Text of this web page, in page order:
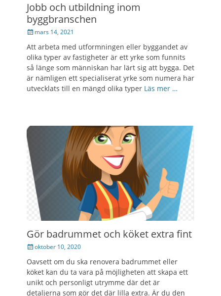
Jobb och utbildning inom
byggbranschen
Posted
mars 14, 2021
Att arbeta med utformningen eller byggandet av
olika typer av fastigheter är ett yrke som funnits
så länge som människan har lärt sig att bygga. Det
är nämligen ett specialiserat yrke som numera har
utvecklats till en mängd olika typer Läs mer …
Gör badrummet och köket extra fint
Posted
oktober 10, 2020
Oavsett om du ska renovera badrummet eller
köket kan du ta vara på möjligheten att skapa ett
unikt och personligt utrymme där det är
detaljerna som gör det där lilla extra. Är du den